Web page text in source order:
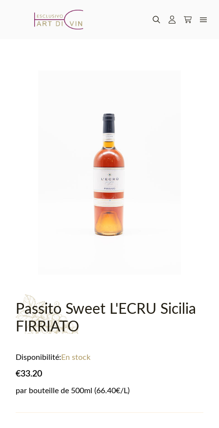
Passito Sweet L'ECRU Sicilia
FIRRIATO
Disponibilité: En stock
€33.20
par bouteille de 500ml (66.40€/L)